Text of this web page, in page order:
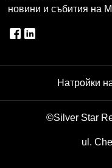
новини и събития на
Натройки
©Silver Star
ul.